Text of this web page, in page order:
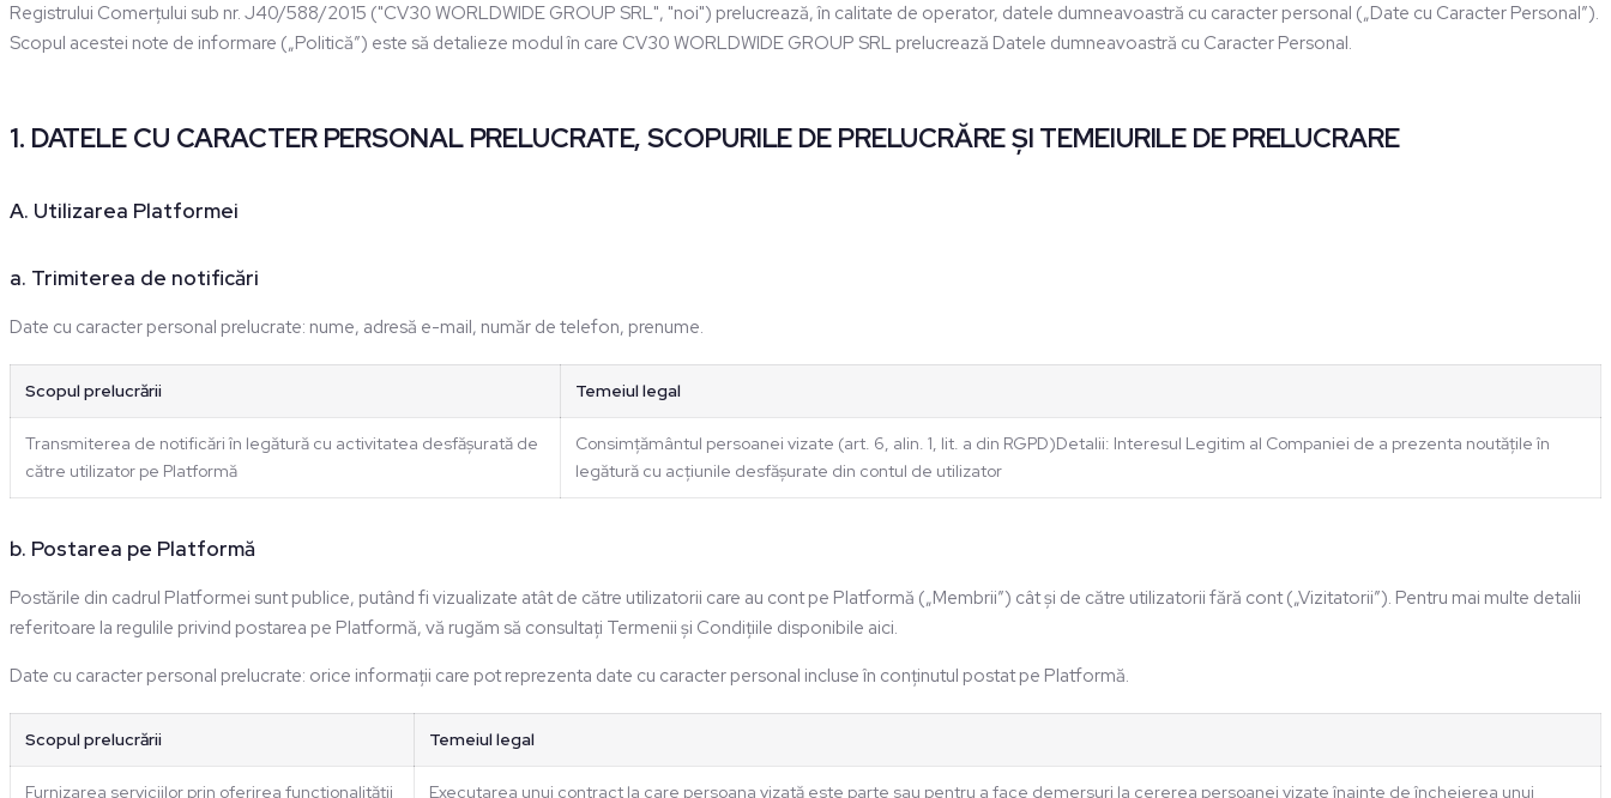
Registrului Comerțului sub nr. J40/588/2015 ("CV30 WORLDWIDE GROUP SRL", "noi") prelucrează, în calitate de operator, datele dumneavoastră cu caracter personal („Date cu Caracter Personal”).
Scopul acestei note de informare („Politică”) este să detalieze modul în care CV30 WORLDWIDE GROUP SRL prelucrează Datele dumneavoastră cu Caracter Personal.
1. DATELE CU CARACTER PERSONAL PRELUCRATE, SCOPURILE DE PRELUCRĂRE ȘI TEMEIURILE DE PRELUCRARE
A. Utilizarea Platformei
a. Trimiterea de notificări
Date cu caracter personal prelucrate: nume, adresă e-mail, număr de telefon, prenume.
Scopul prelucrării Temeiul legal
Transmiterea de notificări în legătură cu activitatea desfășurată de
către utilizator pe Platformă
Consimțământul persoanei vizate (art. 6, alin. 1, lit. a din RGPD)Detalii: Interesul Legitim al Companiei de a prezenta noutățile în
legătură cu acțiunile desfășurate din contul de utilizator
b. Postarea pe Platformă
Postările din cadrul Platformei sunt publice, putând fi vizualizate atât de către utilizatorii care au cont pe Platformă („Membrii”) cât și de către utilizatorii fără cont („Vizitatorii”). Pentru mai multe detalii
referitoare la regulile privind postarea pe Platformă, vă rugăm să consultați Termenii și Condițiile disponibile aici.
Date cu caracter personal prelucrate: orice informații care pot reprezenta date cu caracter personal incluse în conținutul postat pe Platformă.
Scopul prelucrării Temeiul legal
Furnizarea serviciilor prin oferirea funcționalității
Executarea unui contract la care persoana vizată este parte sau pentru a face demersuri la cererea persoanei vizate înainte de încheierea unui